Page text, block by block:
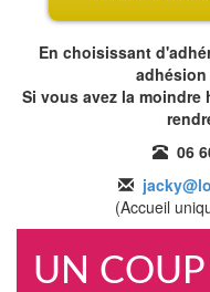
En choisissant
Si vous avez la
06
(Accueil
UN